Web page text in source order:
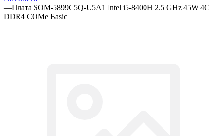
—Плата SOM-5899C5Q-U5A1 Intel i5-8400H 2.5 GHz 45W 4C
DDR4 COMe Basic